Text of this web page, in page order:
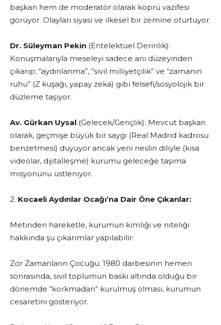
başkan hem de moderatör olarak köprü vazifesi
görüyor. Olayları siyasi ve ilkesel bir zemine oturtuyor.
Dr. Süleyman Pekin (Entelektüel Derinlik):
Konuşmalarıyla meseleyi sadece anı düzeyinden
çıkarıp; “aydınlanma”, “sivil milliyetçilik” ve “zamanın
ruhu” (Z kuşağı, yapay zeka) gibi felsefi/sosyolojik bir
düzleme taşıyor.
Av. Gürkan Uysal (Gelecek/Gençlik): Mevcut başkan
olarak, geçmişe büyük bir saygı (Real Madrid kadrosu
benzetmesi) duyuyor ancak yeni neslin diliyle (kısa
videolar, dijitalleşme) kurumu geleceğe taşıma
misyonunu üstleniyor.
2. Kocaeli Aydınlar Ocağı’na Dair Öne Çıkanlar:
Metinden hareketle, kurumun kimliği ve niteliği
hakkında şu çıkarımlar yapılabilir:
Zor Zamanların Çocuğu: 1980 darbesinin hemen
sonrasında, sivil toplumun baskı altında olduğu bir
dönemde “korkmadan” kurulmuş olması, kurumun
cesaretini gösteriyor.